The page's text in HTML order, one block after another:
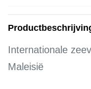
Internationale
Maleisië